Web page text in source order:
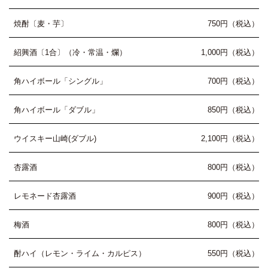
焼酎〔麦・芋〕 750円（税込）
紹興酒〔1合〕（冷・常温・爛） 1,000円（税込）
角ハイボール「シングル」 700円（税込）
角ハイボール「ダブル」 850円（税込）
ウイスキー山崎(ダブル) 2,100円（税込）
杏露酒 800円（税込）
レモネード杏露酒 900円（税込）
梅酒 800円（税込）
酎ハイ（レモン・ライム・カルピス） 550円（税込）